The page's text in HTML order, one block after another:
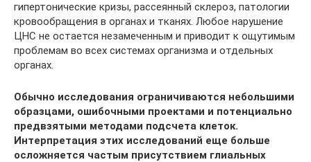
гипертонические кризы, рассеянный склероз, патологии
кровообращения в органах и тканях. Любое нарушение
ЦНС не остается незамеченным и приводит к ощутимым
проблемам во всех системах организма и отдельных
органах.
Обычно исследования ограничиваются небольшими
образцами, ошибочными проектами и потенциально
предвзятыми методами подсчета клеток.
Интерпретация этих исследований еще больше
осложняется частым присутствием глиальных